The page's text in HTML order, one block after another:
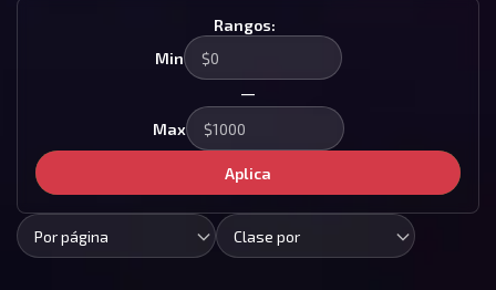
Rangos:
Min
—
Max
Aplica
Por página Clase por